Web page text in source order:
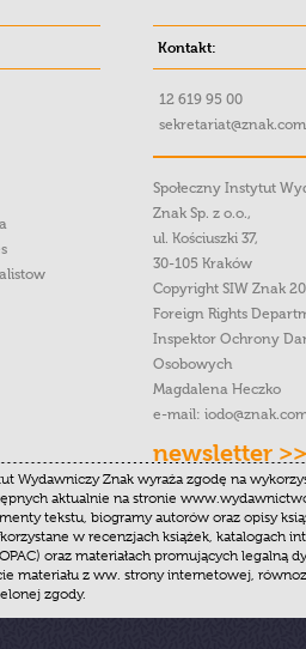
Kontakt:
12 619 95 00
Społeczny Instytut
Znak Sp. z o.o.,
ul. Kościuszki 37,
30-105 Kraków
Copyright SIW Znak
Foreign Rights
Inspektor Ochrony
Osobowych
Magdalena Heczko
e-mail:
newsletter >>
Wydawniczy Znak wyraża zgodę na
aktualnie na stronie
tekstu, biogramy autorów oraz opisy
w recenzjach książek, katalogach
oraz materiałach promujących legalną
materiału z ww. strony internetowej,
zgody.